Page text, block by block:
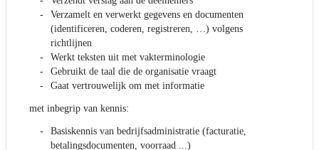
Verzamelt en verwerkt gegevens en documenten
(identificeren, coderen, registreren, …) volgens
richtlijnen
Werkt teksten uit met vakterminologie
Gebruikt de taal die de organisatie vraagt
Gaat vertrouwelijk om met informatie
met inbegrip van kennis:
Basiskennis van bedrijfsadministratie (facturatie,
betalingsdocumenten, voorraad ...)